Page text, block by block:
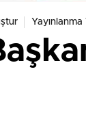
Yayınlanma